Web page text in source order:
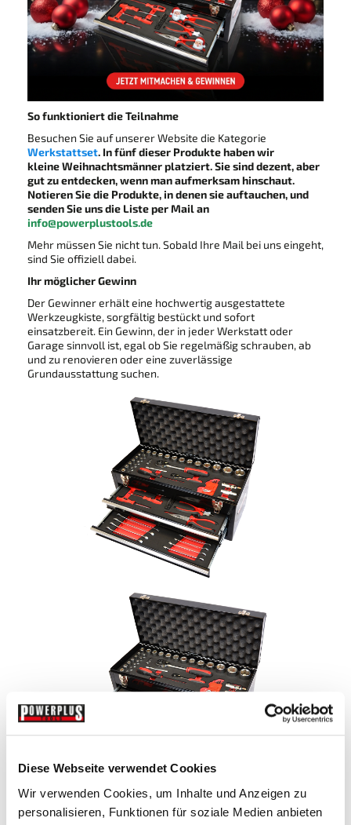
Diese Webseite verwendet Cookies
Wir verwenden Cookies, um Inhalte und Anzeigen zu
personalisieren, Funktionen für soziale Medien anbieten
So funktioniert die Teilnahme
Besuchen Sie auf unserer Website die Kategorie
Werkstattset. In fünf dieser Produkte haben wir
kleine Weihnachtsmänner platziert. Sie sind dezent, aber
gut zu entdecken, wenn man aufmerksam hinschaut.
Notieren Sie die Produkte, in denen sie auftauchen, und
senden Sie uns die Liste per Mail an
info@powerplustools.de
Mehr müssen Sie nicht tun. Sobald Ihre Mail bei uns eingeht,
sind Sie offiziell dabei.
Ihr möglicher Gewinn
Der Gewinner erhält eine hochwertig ausgestattete
Werkzeugkiste, sorgfältig bestückt und sofort
einsatzbereit. Ein Gewinn, der in jeder Werkstatt oder
Garage sinnvoll ist, egal ob Sie regelmäßig schrauben, ab
und zu renovieren oder eine zuverlässige
Grundausstattung suchen.